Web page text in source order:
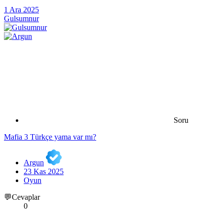
1 Ara 2025
Gulsumnur
Soru
Mafia 3 Türkçe yama var mı?
Argun
23 Kas 2025
Oyun
💬Cevaplar
0